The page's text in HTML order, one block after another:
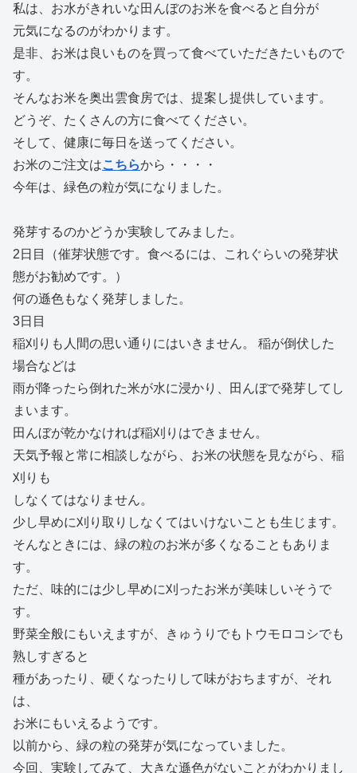
私は、お水がきれいな田んぼのお米を食べると自分が
元気になるのがわかります。
是非、お米は良いものを買って食べていただきたいもので
す。
そんなお米を奥出雲食房では、提案し提供しています。
どうぞ、たくさんの方に食べてください。
そして、健康に毎日を送ってください。
お米のご注文はこちらから・・・・
今年は、緑色の粒が気になりました。
発芽するのかどうか実験してみました。
2日目（催芽状態です。食べるには、これぐらいの発芽状
態がお勧めです。）
何の遜色もなく発芽しました。
3日目
稲刈りも人間の思い通りにはいきません。 稲が倒伏した
場合などは
雨が降ったら倒れた米が水に浸かり、田んぼで発芽してし
まいます。
田んぼが乾かなければ稲刈りはできません。
天気予報と常に相談しながら、お米の状態を見ながら、稲
刈りも
しなくてはなりません。
少し早めに刈り取りしなくてはいけないことも生じます。
そんなときには、緑の粒のお米が多くなることもありま
す。
ただ、味的には少し早めに刈ったお米が美味しいそうで
す。
野菜全般にもいえますが、きゅうりでもトウモロコシでも
熟しすぎると
種があったり、硬くなったりして味がおちますが、それ
は、
お米にもいえるようです。
以前から、緑の粒の発芽が気になっていました。
今回、実験してみて、大きな遜色がないことがわかりまし